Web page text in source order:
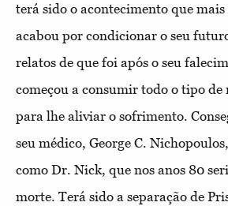
terá sido o acontecimento que
acabou por condicionar o seu
relatos de que foi após o seu
começou a consumir todo o tipo de
para lhe aliviar o sofrimento.
seu médico, George C.
como Dr. Nick, que nos anos 80
morte. Terá sido a separação de